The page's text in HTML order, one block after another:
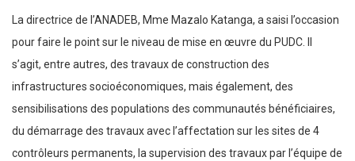
La directrice de l’ANADEB, Mme Mazalo Katanga, a saisi l’occasion
pour faire le point sur le niveau de mise en œuvre du PUDC. Il
s’agit, entre autres, des travaux de construction des
infrastructures socioéconomiques, mais également, des
sensibilisations des populations des communautés bénéficiaires,
du démarrage des travaux avec l’affectation sur les sites de 4
contrôleurs permanents, la supervision des travaux par l’équipe de